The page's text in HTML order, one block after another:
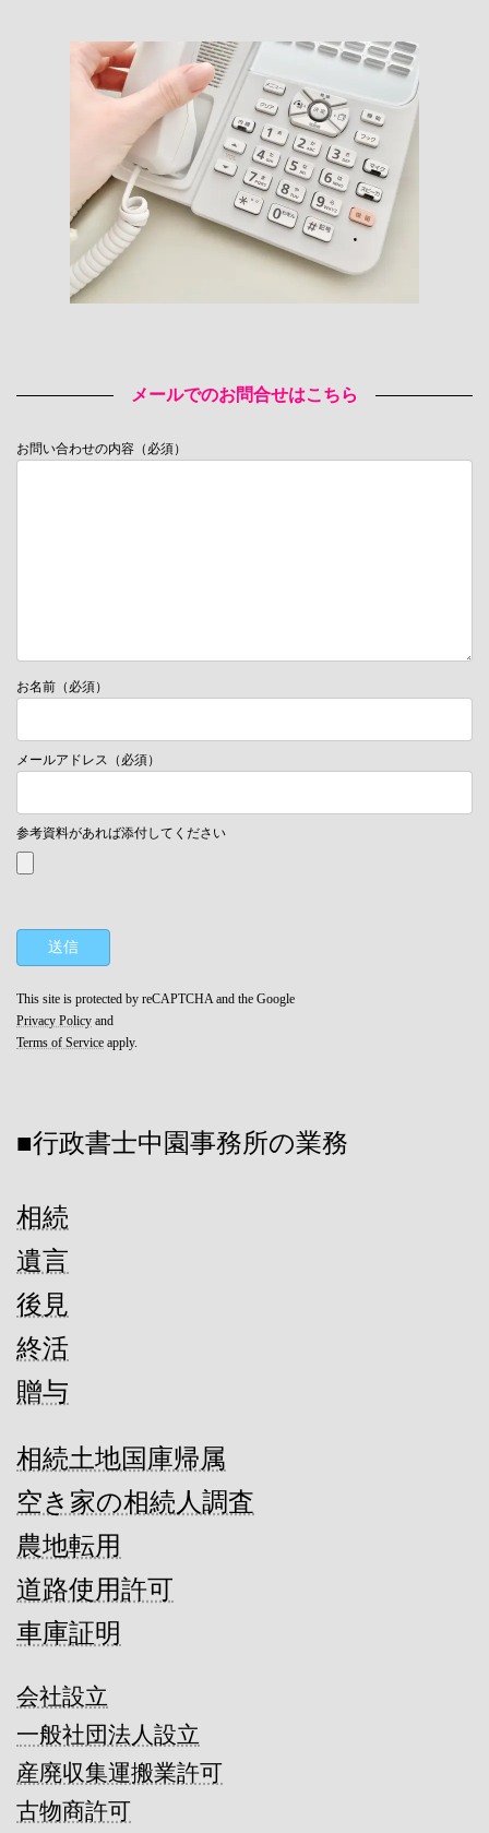
メールでのお問合せはこちら
お問い合わせの内容（必須）
お名前（必須）
メールアドレス（必須）
参考資料があれば添付してください
This site is protected by reCAPTCHA and the Google
Privacy Policy and
Terms of Service apply.
■行政書士中園事務所の業務
相続
遺言
後見
終活
贈与
相続土地国庫帰属
空き家の相続人調査
農地転用
道路使用許可
車庫証明
会社設立
一般社団法人設立
産廃収集運搬業許可
古物商許可